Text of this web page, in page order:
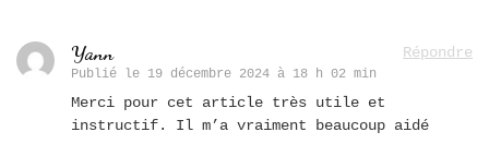
Yann
Publié le 19 décembre 2024 à 18 h 02 min
Répondre
Merci pour cet article très utile et
instructif. Il m’a vraiment beaucoup aidé